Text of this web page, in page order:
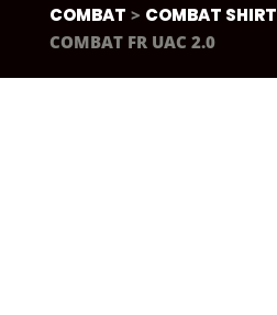
COMBAT > COMBAT SHIRT
COMBAT FR UAC 2.0